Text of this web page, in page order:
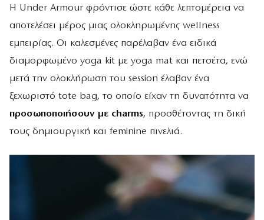
Η Under Armour φρόντισε ώστε κάθε λεπτομέρεια να
αποτελέσει μέρος μιας ολοκληρωμένης wellness
εμπειρίας. Οι καλεσμένες παρέλαβαν ένα ειδικά
διαμορφωμένο yoga kit με yoga mat και πετσέτα, ενώ
μετά την ολοκλήρωση του session έλαβαν ένα
ξεχωριστό tote bag, το οποίο είχαν τη δυνατότητα να
προσωποποιήσουν με charms, προσθέτοντας τη δική
τους δημιουργική και feminine πινελιά.